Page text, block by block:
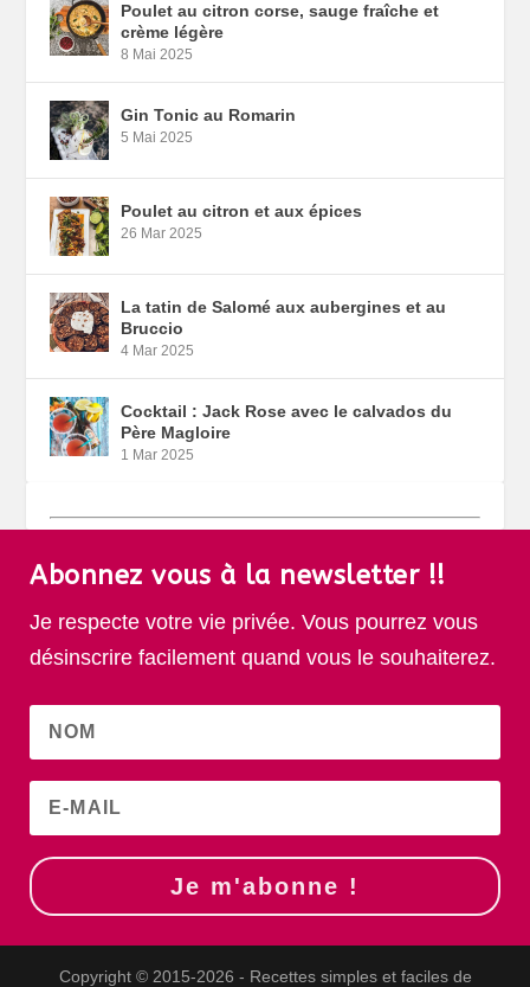
Poulet au citron corse, sauge fraîche et
crème légère
8 Mai 2025
Gin Tonic au Romarin
5 Mai 2025
Poulet au citron et aux épices
26 Mar 2025
La tatin de Salomé aux aubergines et au
Bruccio
4 Mar 2025
Cocktail : Jack Rose avec le calvados du
Père Magloire
1 Mar 2025
Abonnez vous à la newsletter !!
Je respecte votre vie privée. Vous pourrez vous
désinscrire facilement quand vous le souhaiterez.
Je m'abonne !
Copyright © 2015-2026 - Recettes simples et faciles de